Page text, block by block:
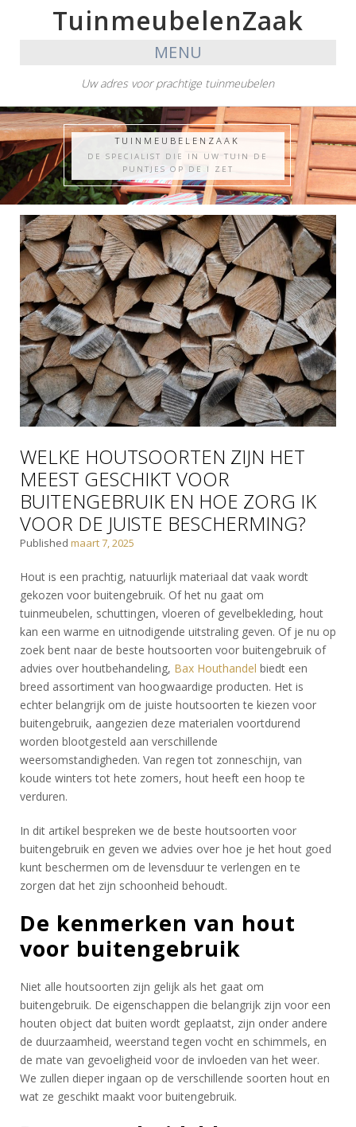
TuinmeubelenZaak
MENU
Uw adres voor prachtige tuinmeubelen
TUINMEUBELENZAAK
DE SPECIALIST DIE IN UW TUIN DE
PUNTJES OP DE I ZET
WELKE HOUTSOORTEN ZIJN HET
MEEST GESCHIKT VOOR
BUITENGEBRUIK EN HOE ZORG IK
VOOR DE JUISTE BESCHERMING?
Published maart 7, 2025
Hout is een prachtig, natuurlijk materiaal dat vaak wordt
gekozen voor buitengebruik. Of het nu gaat om
tuinmeubelen, schuttingen, vloeren of gevelbekleding, hout
kan een warme en uitnodigende uitstraling geven. Of je nu op
zoek bent naar de beste houtsoorten voor buitengebruik of
advies over houtbehandeling, Bax Houthandel biedt een
breed assortiment van hoogwaardige producten. Het is
echter belangrijk om de juiste houtsoorten te kiezen voor
buitengebruik, aangezien deze materialen voortdurend
worden blootgesteld aan verschillende
weersomstandigheden. Van regen tot zonneschijn, van
koude winters tot hete zomers, hout heeft een hoop te
verduren.
In dit artikel bespreken we de beste houtsoorten voor
buitengebruik en geven we advies over hoe je het hout goed
kunt beschermen om de levensduur te verlengen en te
zorgen dat het zijn schoonheid behoudt.
De kenmerken van hout
voor buitengebruik
Niet alle houtsoorten zijn gelijk als het gaat om
buitengebruik. De eigenschappen die belangrijk zijn voor een
houten object dat buiten wordt geplaatst, zijn onder andere
de duurzaamheid, weerstand tegen vocht en schimmels, en
de mate van gevoeligheid voor de invloeden van het weer.
We zullen dieper ingaan op de verschillende soorten hout en
wat ze geschikt maakt voor buitengebruik.